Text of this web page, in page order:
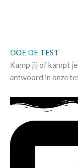
DOE DE TEST
Kamp jij of kampt
antwoord in onze